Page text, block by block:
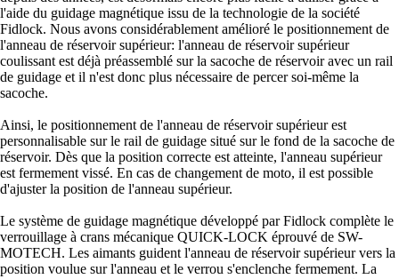
l'aide du guidage magnétique issu de la technologie de la société
Fidlock. Nous avons considérablement amélioré le positionnement de
l'anneau de réservoir supérieur: l'anneau de réservoir supérieur
coulissant est déjà préassemblé sur la sacoche de réservoir avec un rail
de guidage et il n'est donc plus nécessaire de percer soi-même la
sacoche.
Ainsi, le positionnement de l'anneau de réservoir supérieur est
personnalisable sur le rail de guidage situé sur le fond de la sacoche de
réservoir. Dès que la position correcte est atteinte, l'anneau supérieur
est fermement vissé. En cas de changement de moto, il est possible
d'ajuster la position de l'anneau supérieur.
Le système de guidage magnétique développé par Fidlock complète le
verrouillage à crans mécanique QUICK-LOCK éprouvé de SW-
MOTECH. Les aimants guident l'anneau de réservoir supérieur vers la
position voulue sur l'anneau et le verrou s'enclenche fermement. La